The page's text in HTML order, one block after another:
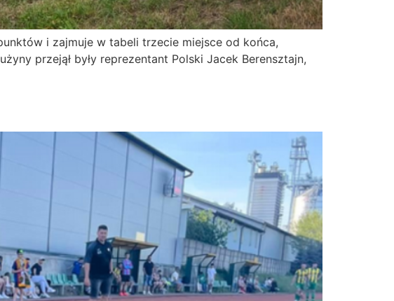
i zajmuje w tabeli trzecie miejsce od końca,
przejął były reprezentant Polski Jacek Berensztajn,